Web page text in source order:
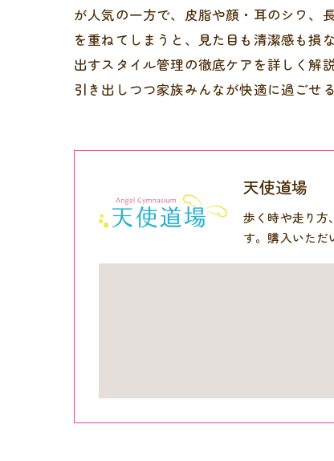
が人気の一方で、皮脂や顔・耳のシワ、
を重ねてしまうと、見た目も清潔感も損
出すスタイル管理の徹底ケアを詳しく解
引き出しつつ家族みんなが快適に過ごせ
天使道場
歩く時や走り方
す。購入いただ